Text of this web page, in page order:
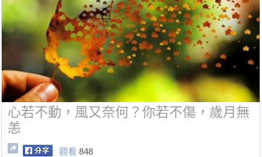
心若不動，風又奈何？你若不傷，歲月無
恙
觀看 848